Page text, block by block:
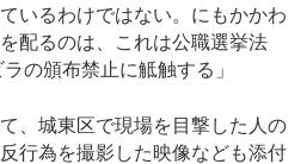
いるわけではない。にもかかわ
配るのは、これは公職選挙法
の頒布禁止に觝触する」
、城東区で現場を目撃した人の
行為を撮影した映像なども添付